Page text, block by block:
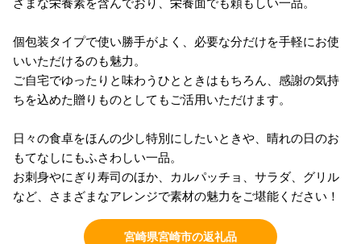
個包装タイプで使い勝手がよく、必要な分だけを手軽にお使
いいただけるのも魅力。
ご自宅でゆったりと味わうひとときはもちろん、感謝の気持
ちを込めた贈りものとしてもご活用いただけます。
日々の食卓をほんの少し特別にしたいときや、晴れの日のお
もてなしにもふさわしい一品。
お刺身やにぎり寿司のほか、カルパッチョ、サラダ、グリル
など、さまざまなアレンジで素材の魅力をご堪能ください！
宮崎県宮崎市の返礼品